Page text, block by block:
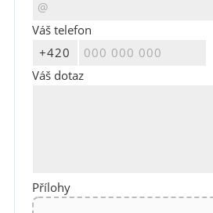
Váš telefon
Váš dotaz
Přílohy